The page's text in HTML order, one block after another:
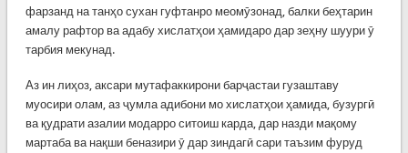
фарзанд на танҳо сухан гуфтанро меомӯзонад, балки беҳтарин
амалу рафтор ва адабу хислатҳои ҳамидаро дар зеҳну шуури ӯ
тарбия мекунад.
Аз ин лиҳоз, аксари мутафаккирони барҷастаи гузаштаву
муосири олам, аз ҷумла адибони мо хислатҳои ҳамида, бузургӣ
ва қудрати азалии модарро ситоиш карда, дар назди мақому
мартаба ва нақши беназири ӯ дар зиндагӣ сари таъзим фуруд